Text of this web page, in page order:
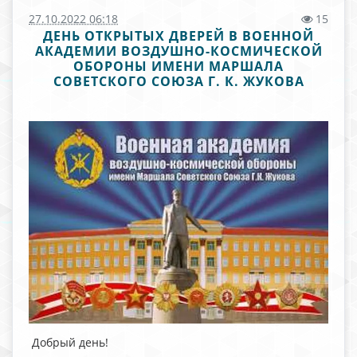
27.10.2022 06:18 15
ДЕНЬ ОТКРЫТЫХ ДВЕРЕЙ В ВОЕННОЙ
АКАДЕМИИ ВОЗДУШНО-КОСМИЧЕСКОЙ
ОБОРОНЫ ИМЕНИ МАРШАЛА
СОВЕТСКОГО СОЮЗА Г. К. ЖУКОВА
Добрый день!